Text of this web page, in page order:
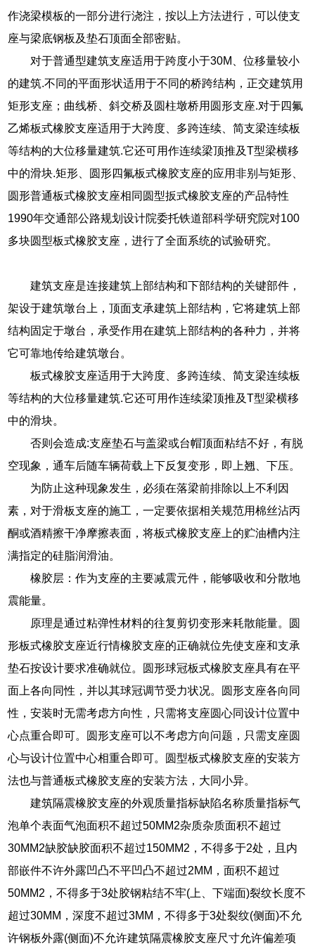
作浇梁模板的一部分进行浇注，按以上方法进行，可以使支
座与梁底钢板及垫石顶面全部密贴。
对于普通型建筑支座适用于跨度小于30M、位移量较小
的建筑.不同的平面形状适用于不同的桥跨结构，正交建筑用
矩形支座；曲线桥、斜交桥及圆柱墩桥用圆形支座.对于四氟
乙烯板式橡胶支座适用于大跨度、多跨连续、简支梁连续板
等结构的大位移量建筑.它还可用作连续梁顶推及T型梁横移
中的滑块.矩形、圆形四氟板式橡胶支座的应用非别与矩形、
圆形普通板式橡胶支座相同圆型扳式橡胶支座的产品特性
1990年交通部公路规划设计院委托铁道部科学研究院对100
多块圆型板式橡胶支座，进行了全面系统的试验研究。
建筑支座是连接建筑上部结构和下部结构的关键部件，
架设于建筑墩台上，顶面支承建筑上部结构，它将建筑上部
结构固定于墩台，承受作用在建筑上部结构的各种力，并将
它可靠地传给建筑墩台。
板式橡胶支座适用于大跨度、多跨连续、简支梁连续板
等结构的大位移量建筑.它还可用作连续梁顶推及T型梁横移
中的滑块。
否则会造成:支座垫石与盖梁或台帽顶面粘结不好，有脱
空现象，通车后随车辆荷载上下反复变形，即上翘、下压。
为防止这种现象发生，必须在落梁前排除以上不利因
素，对于滑板支座的施工，一定要依据相关规范用棉丝沾丙
酮或酒精擦干净摩擦表面，将板式橡胶支座上的贮油槽内注
满指定的硅脂润滑油。
橡胶层：作为支座的主要减震元件，能够吸收和分散地
震能量。
原理是通过粘弹性材料的往复剪切变形来耗散能量。圆
形板式橡胶支座近行情橡胶支座的正确就位先使支座和支承
垫石按设计要求准确就位。圆形球冠板式橡胶支座具有在平
面上各向同性，并以其球冠调节受力状况。圆形支座各向同
性，安装时无需考虑方向性，只需将支座圆心同设计位置中
心点重合即可。圆形支座可以不考虑方向问题，只需支座圆
心与设计位置中心相重合即可。圆型板式橡胶支座的安装方
法也与普通板式橡胶支座的安装方法，大同小异。
建筑隔震橡胶支座的外观质量指标缺陷名称质量指标气
泡单个表面气泡面积不超过50MM2杂质杂质面积不超过
30MM2缺胶缺胶面积不超过150MM2，不得多于2处，且内
部嵌件不许外露凹凸不平凹凸不超过2MM，面积不超过
50MM2，不得多于3处胶钢粘结不牢(上、下端面)裂纹长度不
超过30MM，深度不超过3MM，不得多于3处裂纹(侧面)不允
许钢板外露(侧面)不允许建筑隔震橡胶支座尺寸允许偏差项